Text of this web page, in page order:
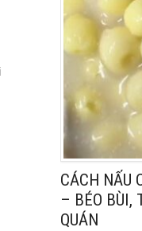
CÁCH NẤU
– BÉO BÙI,
QUÁN